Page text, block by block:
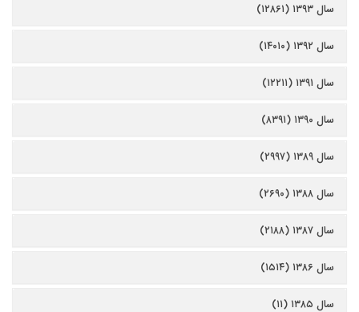
سال ۱۳۹۳ (۱۲۸۶۱)
سال ۱۳۹۲ (۱۴۰۱۰)
سال ۱۳۹۱ (۱۲۲۱۱)
سال ۱۳۹۰ (۸۳۹۱)
سال ۱۳۸۹ (۲۹۹۷)
سال ۱۳۸۸ (۲۶۹۰)
سال ۱۳۸۷ (۲۱۸۸)
سال ۱۳۸۶ (۱۵۱۴)
سال ۱۳۸۵ (۱۱)